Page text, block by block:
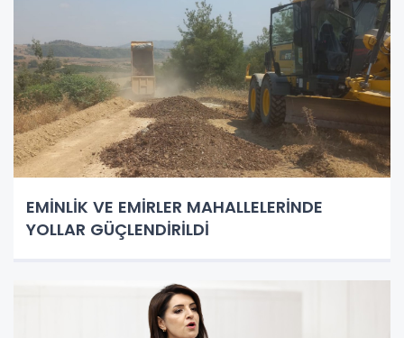
EMİNLİK VE EMİRLER MAHALLELERİNDE
YOLLAR GÜÇLENDİRİLDİ